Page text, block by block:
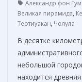
Александр фон
Великая пирамида,
Теотиуакан, Чолула
В десятке
небольшой
находится